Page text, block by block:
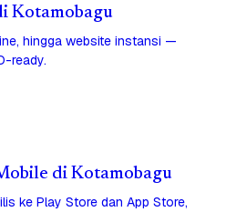
Kotamobagu
hingga website instansi —
ready.
di Kotamobagu
ke Play Store dan App Store,